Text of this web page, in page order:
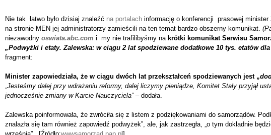
Nie tak łatwo było dzisiaj znaleźć na portalachinformację o konferencji prasowej minister
na stronie MEN jej administratorzy zamieścili na ten temat bardzo obszerny komunikat.
niezawodny oswiata.abc.com i my nie trafilibyśmy na krótki komunikat Serwisu
„Podwyżki i etaty. Zalewska: w ciągu 2 lat spodziewane dodatkowe 10 tys. etatów
fragment:
Minister zapowiedziała, że w ciągu dwóch lat przekształceń spodziewanych jest „
„Jesteśmy dalej przy wdrażaniu reformy, dalej liczymy pieniądze, Komitet Stały przyjął
jednocześnie zmiany w Karcie Nauczyciela”– dodała.
Zalewska poinformowała, że zwróciła się z listem z podziękowaniami do samorządów.
znalazła się tam również zapowiedź podwyżek”, ale, jak zastrzegła, „o tym dokładnie